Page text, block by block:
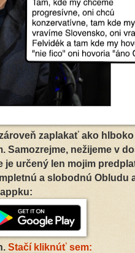
zaplakať ako
Samozrejme, nežijeme v
je určený len mojim
a slobodnú Obludu
Stačí kliknúť sem: